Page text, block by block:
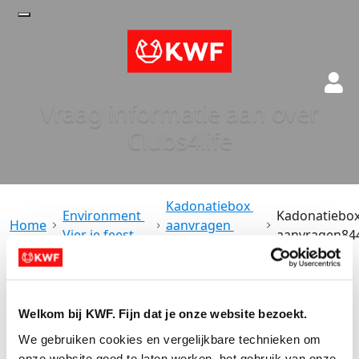
Welkom bij KWF. Fijn dat je onze website bezoekt.
We gebruiken cookies en vergelijkbare technieken om
Environment
Vier je feest
Kadonatiebox
aanvragen
Acties
Actiematerialen
Evenementen